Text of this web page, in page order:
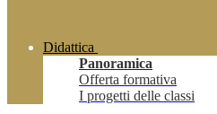
Didattica
Panoramica
Offerta formativa
I progetti delle classi